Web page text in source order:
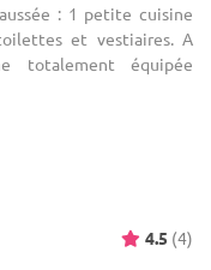
: 1 petite cuisine
et vestiaires. A
totalement équipée
4.5 (4)